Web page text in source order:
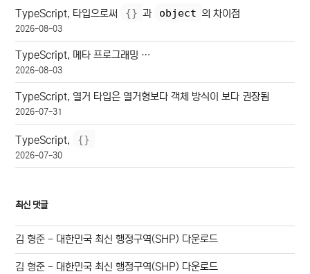
TypeScript, 타입으로써 {} 과 object 의 차이점
2026-08-03
TypeScript, 메타 프로그래밍 …
2026-08-03
TypeScript, 열거 타입은 열거형보다 객체 방식이 보다 권장됨
2026-07-31
TypeScript, {}
2026-07-30
최신 댓글
김 형준 - 대한민국 최신 행정구역(SHP) 다운로드
김 형준 - 대한민국 최신 행정구역(SHP) 다운로드